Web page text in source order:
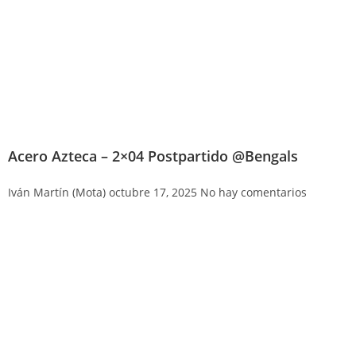
Acero Azteca – 2×04 Postpartido @Bengals
Iván Martín (Mota) octubre 17, 2025 No hay comentarios